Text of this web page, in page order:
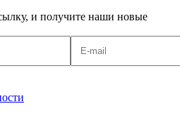
и получите наши новые